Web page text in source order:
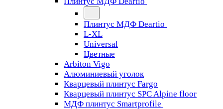
Плинтус МДФ Deartio
L-XL
Universal
Цветные
Arbiton Vigo
Алюминиевый уголок
Кварцевый плинтус Fargo
Кварцевый плинтус SPC Alpine floor
МДФ плинтус Smartprofile